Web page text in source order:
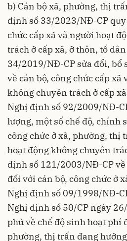
b) Cán bộ xã, phường, thị
định số 33/2023/NĐ-CP
chức cấp xã và người hoạt
trách ở cấp xã, ở thôn, tổ
34/2019/NĐ-CP sửa đổi, bổ
về cán bộ, công chức cấp xã
không chuyên trách ở cấp
Nghị định số 92/2009/NĐ-
lượng, một số chế độ, chính
công chức ở xã, phường, thị
hoạt động không chuyên
định số 121/2003/NĐ-CP
đối với cán bộ, công chức ở
Nghị định số 09/1998/NĐ-
Nghị định số 50/CP ngày
phủ về chế độ sinh hoạt phí
phường, thị trấn đang